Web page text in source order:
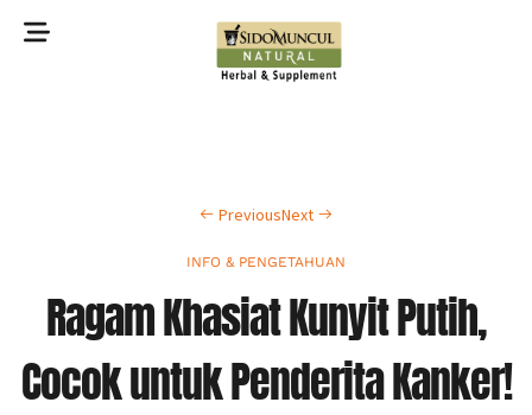
PreviousNext
INFO & PENGETAHUAN
Ragam Khasiat Kunyit Putih,
Cocok untuk Penderita Kanker!